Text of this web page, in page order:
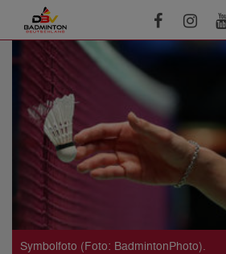
Symbolfoto (Foto: BadmintonPhoto).